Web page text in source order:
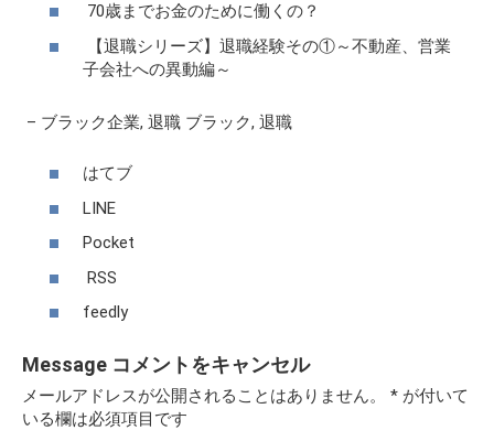
70歳までお金のために働くの？
【退職シリーズ】退職経験その①～不動産、営業
子会社への異動編～
– ブラック企業, 退職 ブラック, 退職
はてブ
LINE
Pocket
RSS
feedly
Message コメントをキャンセル
メールアドレスが公開されることはありません。 * が付いて
いる欄は必須項目です